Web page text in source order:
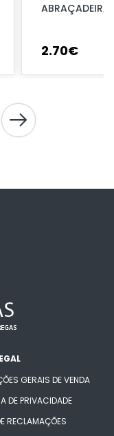
ABRAÇADEIRA
2.70€
GERAIS DE VENDA
DE PRIVACIDADE
RECLAMAÇÕES